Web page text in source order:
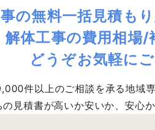
の無料一括見積も
解体工事の費用相場
どうぞお気軽に
件以上のご相談を承る地域
の見積書が高いか安いか、安心